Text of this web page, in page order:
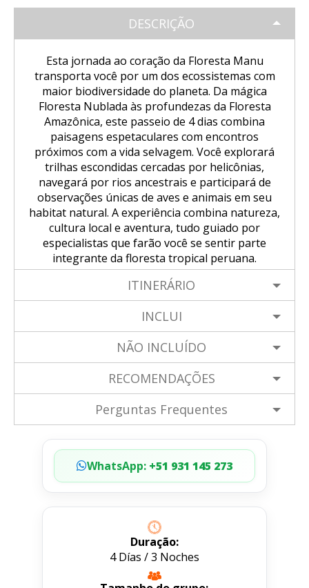
Aventura Inca
Nascer do sol em Cusco visto de um
balão de ar quente.
Excursão ao Vulcão Chachani (2
Montanha
Excursão ao Cânion do Colca com
Conexão Taquile 3D/2N
Excursão Puno – Copacabana – Ilha
Excursão Sillustani Chullpas saindo
de Puno
Passeio pela Ilha dos Uros,
Amantaní e Taquile
Tour Salar de Uyuni de Bicicleta
Tour Salar de Uyuni 2 Dias / 1 Noite
Tour Salar de Uyuni 3 Dias / 2
Noites
para Machu Picchu
Trilha Salkantay 3D | Alta
montanha e selva – Machu Picchu
Huchuy Qosqo Trek 3D/2N | Machu
Picchu
Tour Machu Picchu, Montanha das
Cores e Lagoa Humantay 3 dias
SALKANTAY
Natureza, cultura viva
Trilha Salkantay 4D | Rota Ancestral
para Machu Picchu
Trilha Salkantay 2D | Caminhada na
montanha
Trilha Salkantay 3D | Alta
montanha e selva – Machu Picchu
Excursão de 1 dia a Machu Picchu /
Saindo de Cusco
BLOG
CONTACTANOS
DESCRIÇÃO
Esta jornada ao coração da Floresta Manu
transporta você por um dos ecossistemas com
maior biodiversidade do planeta. Da mágica
Floresta Nublada às profundezas da Floresta
Amazônica, este passeio de 4 dias combina
paisagens espetaculares com encontros
próximos com a vida selvagem. Você explorará
trilhas escondidas cercadas por helicônias,
navegará por rios ancestrais e participará de
observações únicas de aves e animais em seu
habitat natural. A experiência combina natureza,
cultura local e aventura, tudo guiado por
especialistas que farão você se sentir parte
integrante da floresta tropical peruana.
ITINERÁRIO
INCLUI
NÃO INCLUÍDO
RECOMENDAÇÕES
Perguntas Frequentes
WhatsApp:+51 931 145 273
Duração:
4 Días / 3 Noches